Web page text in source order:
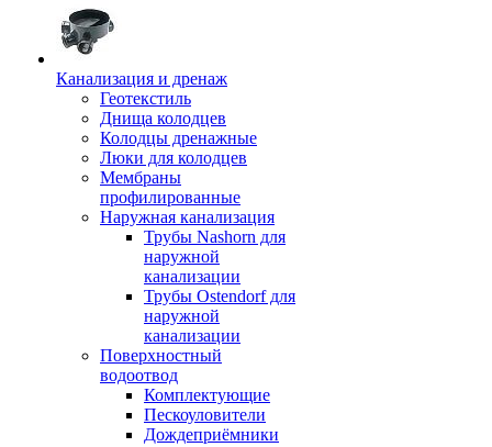
Канализация и дренаж
Геотекстиль
Днища колодцев
Колодцы дренажные
Люки для колодцев
Мембраны
профилированные
Наружная канализация
Трубы Nashorn для
наружной
канализации
Трубы Ostendorf для
наружной
канализации
Поверхностный
водоотвод
Комплектующие
Пескоуловители
Дождеприёмники